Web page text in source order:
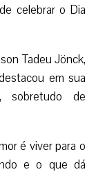
celebrar o Dia
Tadeu Jönck,
em sua
sobretudo de
é viver para o
e o que dá